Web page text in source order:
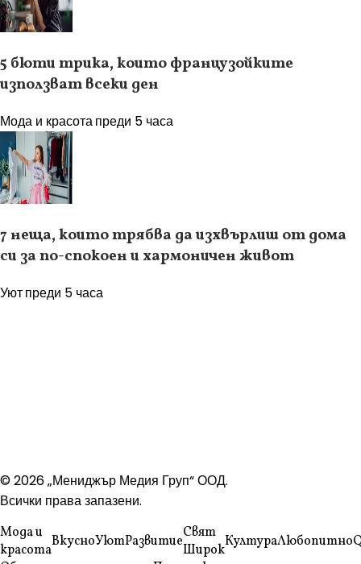
5 бюти трика, които французойките
използват всеки ден
Мода и красотапреди 5 часа
7 неща, които трябва да изхвърлиш от дома
си за по-спокоен и хармоничен живот
Уютпреди 5 часа
© 2026 „Мениджър Медия Груп“ ООД.
Всички права запазени.
Мода и
красотаВкусноУютРазвитиеСвят
ШирокКултураЛюбопитно